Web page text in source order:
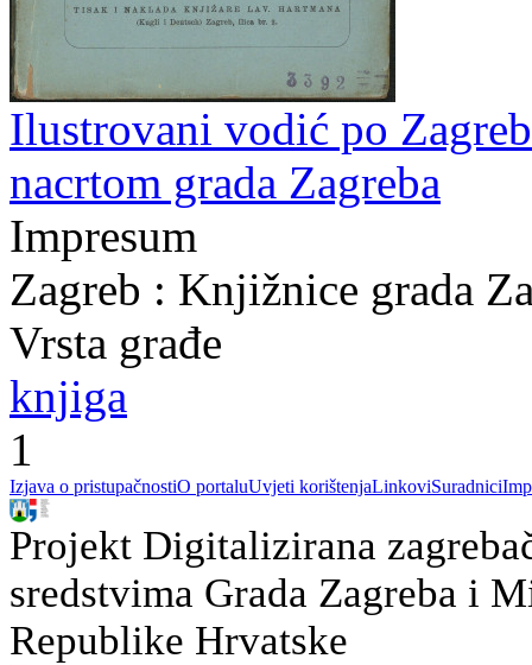
Ilustrovani vodić po
nacrtom grada Zagreba
Impresum
Zagreb : Knjižnice grada
Vrsta građe
knjiga
1
Izjava o pristupačnostiO portaluUvjeti korištenjaLinkoviSuradnici
Projekt Digitalizirana
sredstvima Grada Zagreba i
Republike Hrvatske